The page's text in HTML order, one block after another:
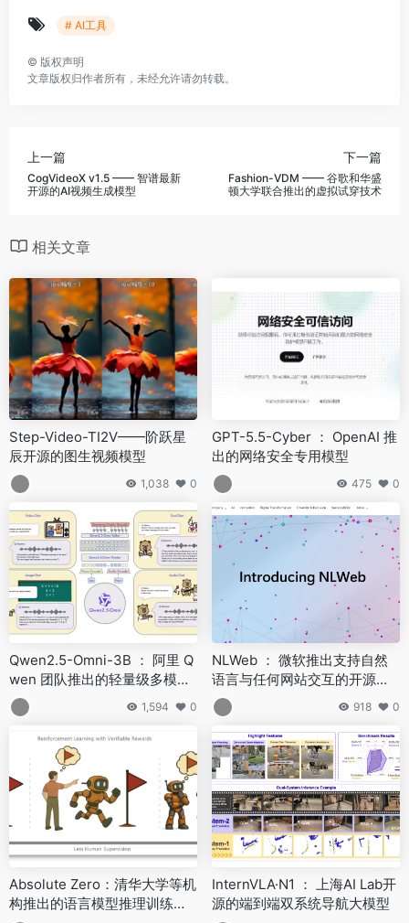
# AI工具
© 版权声明
文章版权归作者所有，未经允许请勿转载。
上一篇
CogVideoX v1.5 —— 智谱最新
开源的AI视频生成模型
下一篇
Fashion-VDM —— 谷歌和华盛
顿大学联合推出的虚拟试穿技术
相关文章
Step-Video-TI2V——阶跃星
辰开源的图生视频模型
1,038 0
GPT-5.5-Cyber ： OpenAI 推
出的网络安全专用模型
475 0
Qwen2.5-Omni-3B ： 阿里 Q
wen 团队推出的轻量级多模态
AI 模型
1,594 0
NLWeb ： 微软推出支持自然
语言与任何网站交互的开源项
目
918 0
Absolute Zero：清华大学等机
构推出的语言模型推理训练方
InternVLA·N1 ： 上海AI Lab开
源的端到端双系统导航大模型